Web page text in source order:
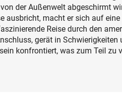
der Außenwelt abgeschirmt
ausbricht, macht er sich auf
Reise durch den
gerät in Schwierigkeiten
konfrontiert, was zum Teil zu